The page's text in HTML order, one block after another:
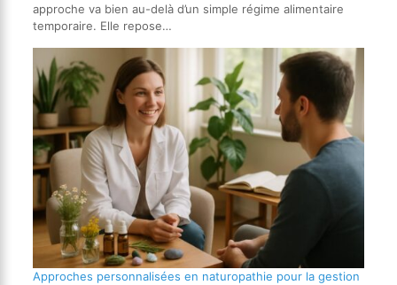
approche va bien au-delà d’un simple régime alimentaire
temporaire. Elle repose…
Approches personnalisées en naturopathie pour la gestion